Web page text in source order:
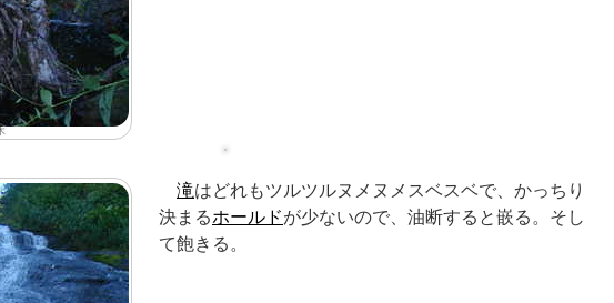
滝はどれもツルツルヌメヌメスベスベで、かっちり
決まるホールドが少ないので、油断すると嵌る。そし
て飽きる。